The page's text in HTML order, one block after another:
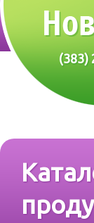
(383)